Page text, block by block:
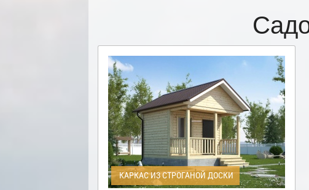
КАРКАС ИЗ СТРОГАНОЙ ДОСКИ